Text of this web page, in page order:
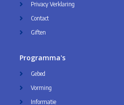
Privacy Verklaring
Contact
Giften
Programma's
Gebed
Vorming
Informatie